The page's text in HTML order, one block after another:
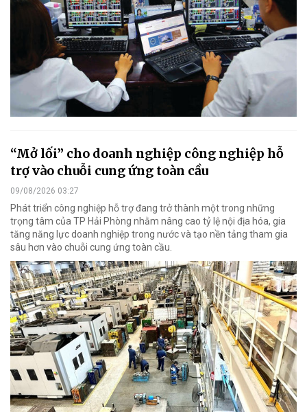
“Mở lối” cho doanh nghiệp công nghiệp hỗ
trợ vào chuỗi cung ứng toàn cầu
09/08/2026 03:27
Phát triển công nghiệp hỗ trợ đang trở thành một trong những
trọng tâm của TP Hải Phòng nhằm nâng cao tỷ lệ nội địa hóa, gia
tăng năng lực doanh nghiệp trong nước và tạo nền tảng tham gia
sâu hơn vào chuỗi cung ứng toàn cầu.